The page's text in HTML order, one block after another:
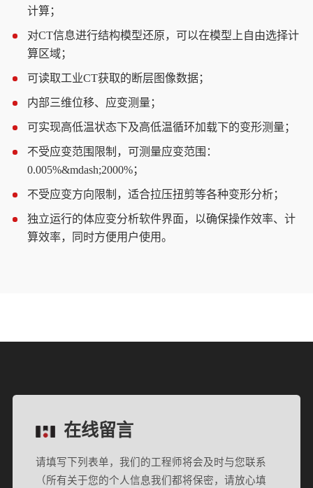
计算；
5
对CT信息进行结构模型还原，可以在模型上自由选择计
算区域；
6 可读取工业CT获取的断层图像数据；
7 内部三维位移、应变测量；
8 可实现高低温状态下及高低温循环加载下的变形测量；
9
不受应变范围限制，可测量应变范围：
0.005%&mdash;2000%；
10 不受应变方向限制，适合拉压扭剪等各种变形分析；
11
独立运行的体应变分析软件界面，以确保操作效率、计
算效率，同时方便用户使用。
在线留言
请填写下列表单，我们的工程师将会及时与您联系
（所有关于您的个人信息我们都将保密，请放心填